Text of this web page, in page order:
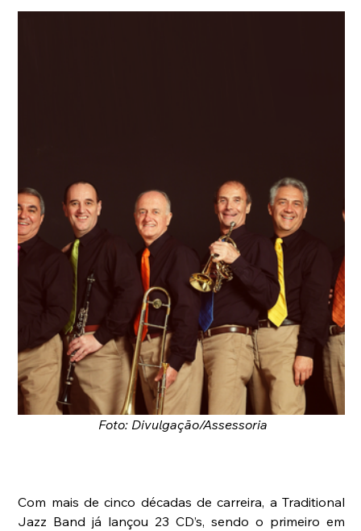
Foto: Divulgação/Assessoria
Com mais de cinco décadas de carreira, a Traditional
Jazz Band já lançou 23 CD’s, sendo o primeiro em